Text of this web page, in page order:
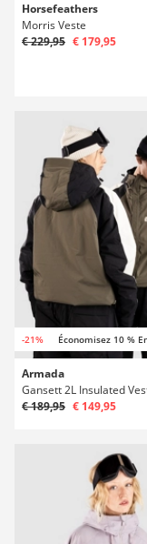
Horsefeathers
Morris Veste
€ 229,95 € 179,95
-21% Économisez 10 %
Armada
Gansett 2L Insulated
€ 189,95 € 149,95